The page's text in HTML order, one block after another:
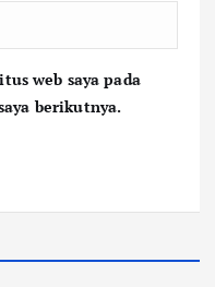
web saya pada
berikutnya.